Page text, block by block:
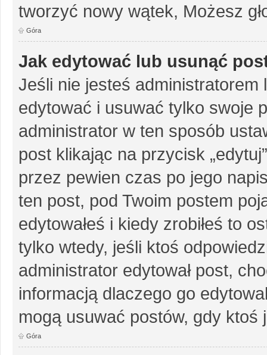
tworzyć nowy wątek, Możesz
Góra
Jak edytować lub usunąć
Jeśli nie jesteś
edytować i usuwać tylko swoje
administrator w ten sposób
post klikając na przycisk
przez pewien czas po jego
ten post, pod Twoim postem
edytowałeś i kiedy zrobiłeś to
tylko wtedy, jeśli ktoś
administrator edytował post,
informacją dlaczego go
mogą usuwać postów, gdy ktoś
Góra